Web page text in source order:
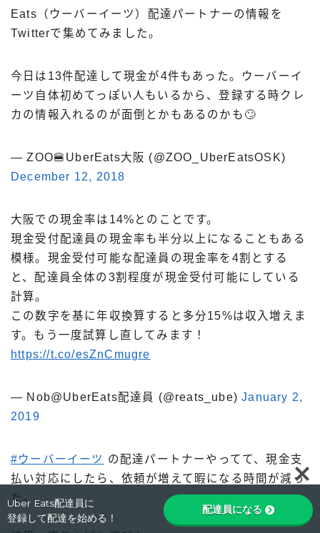
Follow Me
Eats（ウーバーイーツ）配達パートナーの情報を
Twitterで集めてみました。
今日は13件配達して現金が4件もあった。ウーバーイ
ーツ自体初めてっぽい人もいるから、登録する時クレ
カの情報入れるのが面倒とかもあるのかも🙄
— ZOO🍔UberEats大阪 (@ZOO_UberEatsOSK)
December 12, 2018
大阪での現金率は14%とのことです。
現金受付配達員の現金率も半分以上になることもある
模様。現金受付可能な配達員の現金率を4割とする
と、配達員全体の3割程度が現金受付可能にしている
計算。
この数字を基に年収換算すると多分15%は収入増えま
す。もう一度試算し直してみます！
https://t.co/esZnCmugre
— Nob@UberEats配達員 (@reats_ube)January 2,
2019
#ウーバーイーツ の配達パートナーやってて、現金支
払い対応にしたら、依頼が増えて暇になる時間が減っ
た。
Uber Eats配達員に
登録して配達を始める！
配達員になる